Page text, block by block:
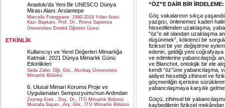
Anadolu’da Yeni Bir UNESCO Dünya
Mirası Alanı: Arslantepe
Marcella Frangipane, 1990-2019 Yılları Arası
Kazı Başkanı, Prof. Dr., Roma Sapienza
Üniversitesi Emekli Öğretim Üyesi
ETKİNLİK
Kullanıcıyı ve Yerel Değerleri Mimarlığa
Katmak: 2021 Dünya Mimarlık Günü
Etkinlikleri
Seda Zafer, Öğr. Gör., Altınbaş Üniversitesi
Mimarlık Bölümü
6. Ulusal Mimari Koruma Proje ve
Uygulamaları Sempozyumu’nun Ardından
Zeynep Eres , Doç. Dr., İTÜ Mimarlık Bölümü
Mustafa Sayan , Arş. Gör., İTÜ Mimarlık Bölümü
“ÖZ”E DAİR BİR
Göç vakalarının sıkça
yazgısı, önlenemez kaderi
hissedilenden uzaklaşma,
“öz”e ait olandan uzaklaşma
düşünmek”, köktenci bir
fiziksel bir yer değiştirme
edenin, geldiği yeni coğrafyaya
ve edimlerine yabancılaştığı
ve Blanchot, ontolojik bir ele
kendi “öz”üne yabancılaşma,
aidiyet hissettiği zihinsel ve
göçmenliğin içerisine
yabancılaşmaya karşılık
Göçü, zihinsel bir
kaybedilenin fiziksel